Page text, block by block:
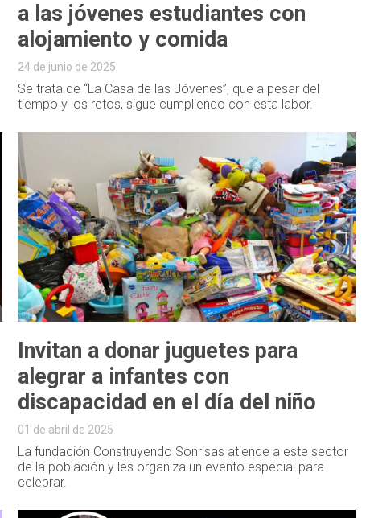
a las jóvenes estudiantes con
alojamiento y comida
24 de junio de 2025
Se trata de “La Casa de las Jóvenes”, que a pesar del
tiempo y los retos, sigue cumpliendo con esta labor.
Invitan a donar juguetes para
alegrar a infantes con
discapacidad en el día del niño
01 de abril de 2025
La fundación Construyendo Sonrisas atiende a este sector
de la población y les organiza un evento especial para
celebrar.